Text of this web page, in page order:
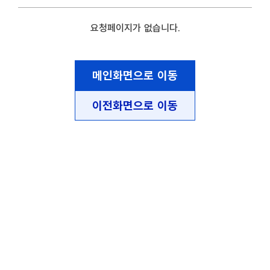
요청페이지가 없습니다.
메인화면으로 이동
이전화면으로 이동